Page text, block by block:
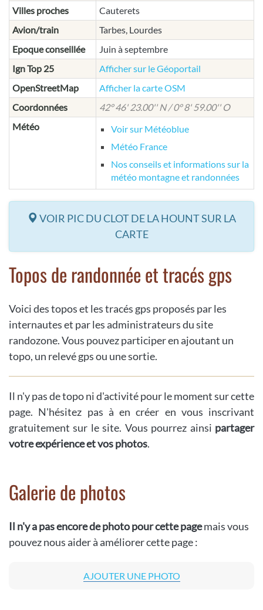
Villes proches
Cauterets
Avion/train
Tarbes, Lourdes
Epoque conseillée
Juin à septembre
Ign Top 25
Afficher sur le Géoportail
OpenStreetMap
Afficher la carte OSM
Coordonnées
42° 46' 23.00'' N / 0° 8' 59.00'' O
Météo
Voir sur Météoblue
Météo France
Nos conseils et informations sur la
météo montagne et randonnées
VOIR PIC DU CLOT DE LA HOUNT SUR LA
CARTE
Topos de randonnée et tracés gps
Voici des topos et les tracés gps proposés par les
internautes et par les administrateurs du site
randozone. Vous pouvez participer en ajoutant un
topo, un relevé gps ou une sortie.
Il n'y pas de topo ni d'activité pour le moment sur cette
page. N'hésitez pas à en créer en vous inscrivant
gratuitement sur le site. Vous pourrez ainsi partager
votre expérience et vos photos.
Galerie de photos
Il n'y a pas encore de photo pour cette pagemais vous
pouvez nous aider à améliorer cette page :
AJOUTER UNE PHOTO